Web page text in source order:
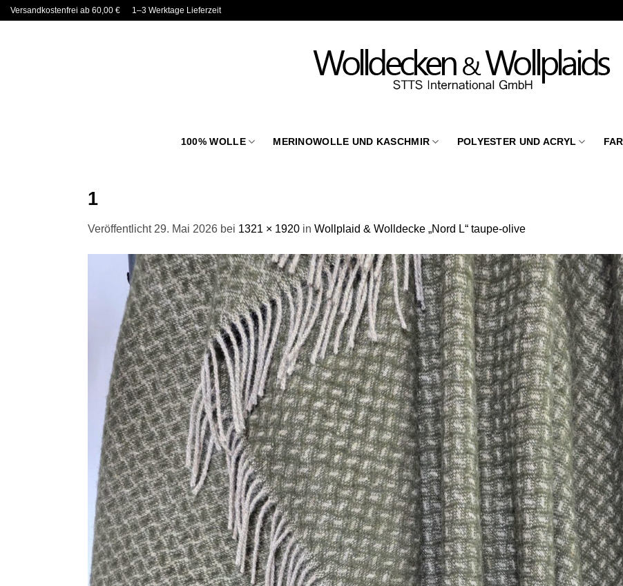
ZumVersandkostenfrei ab 60,00 € 1–3 Werktage Lieferzeit
100% WOLLE MERINOWOLLE UND KASCHMIR POLYESTER UND ACRYL
1
Veröffentlicht 29. Mai 2026 bei 1321 × 1920 in Wollplaid & Wolldecke „Nord L“ taupe-olive